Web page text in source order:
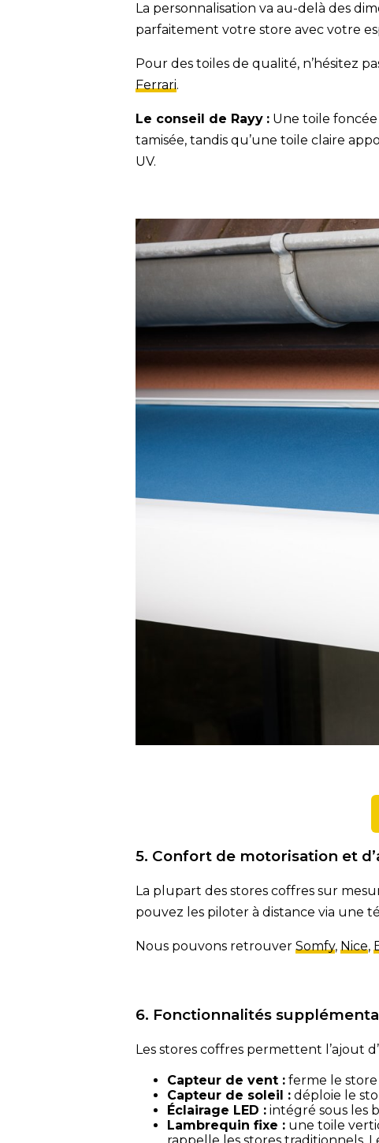
La personnalisation va au-delà des
parfaitement votre store avec votre
Pour des toiles de qualité, n’hésitez
Ferrari.
Le conseil de Rayy : Une toile
tamisée, tandis qu’une toile claire
UV.
5. Confort de motorisation et
La plupart des stores coffres sur
pouvez les piloter à distance via une
Nous pouvons retrouver Somfy, Nice,
6. Fonctionnalités
Les stores coffres permettent l’ajout
Capteur de vent : ferme le
Capteur de soleil : déploie le
Éclairage LED : intégré sous les
Lambrequin fixe : une toile
rappelle les stores traditionnels.